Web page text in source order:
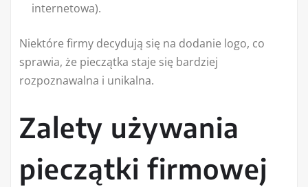
internetowa).
Niektóre firmy decydują się na dodanie logo, co
sprawia, że pieczątka staje się bardziej
rozpoznawalna i unikalna.
Zalety używania
pieczątki firmowej